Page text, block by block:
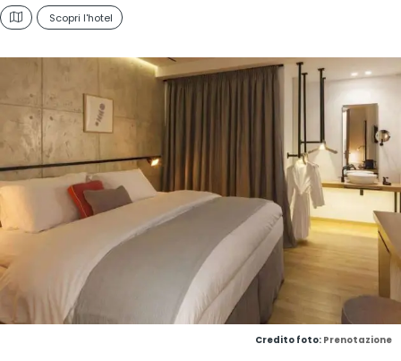
Scopri l'hotel
Credito foto: Prenotazione